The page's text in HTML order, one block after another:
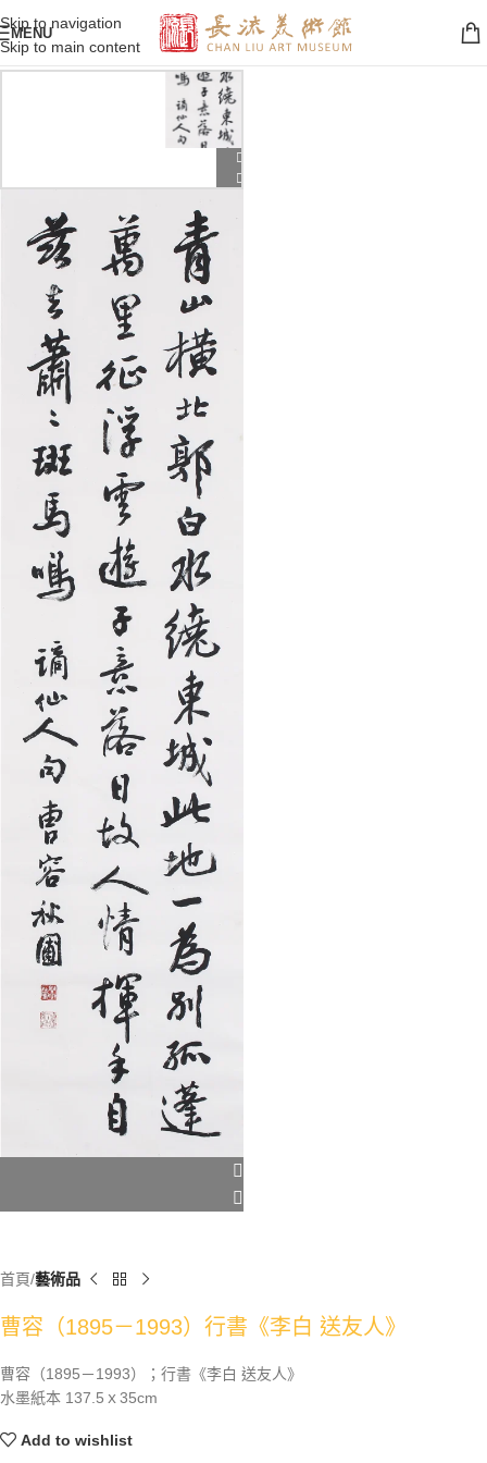
Skip to navigation
Skip to main content
MENU
首頁 藝術品
曹容（1895－1993）行書《李白 送友人》
曹容（1895－1993）；行書《李白 送友人》
水墨紙本 137.5ｘ35cm
Add to wishlist